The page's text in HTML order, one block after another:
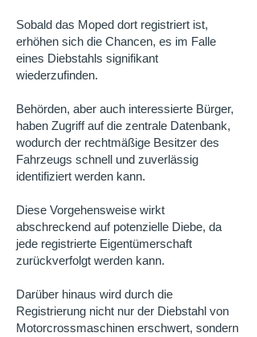
Sobald das Moped dort registriert ist,
erhöhen sich die Chancen, es im Falle
eines Diebstahls signifikant
wiederzufinden.
Behörden, aber auch interessierte Bürger,
haben Zugriff auf die zentrale Datenbank,
wodurch der rechtmäßige Besitzer des
Fahrzeugs schnell und zuverlässig
identifiziert werden kann.
Diese Vorgehensweise wirkt
abschreckend auf potenzielle Diebe, da
jede registrierte Eigentümerschaft
zurückverfolgt werden kann.
Darüber hinaus wird durch die
Registrierung nicht nur der Diebstahl von
Motorcrossmaschinen erschwert, sondern